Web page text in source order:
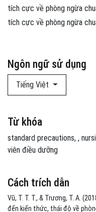
Ngôn ngữ sử dụng
Tiếng Việt
Cách trích dẫn
Vũ, T. T. T., & Trương, T. A.
đến kiến thức, thái độ về
tích cực về phòng ngừa
tích cực về phòng ngừa
Từ khóa
standard precautions ,
viên điều dưỡng